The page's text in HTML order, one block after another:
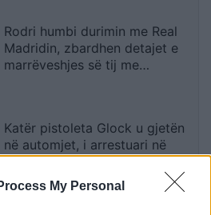
My Personal
Rodri humbi durimin me Real
Madridin, zbardhen detajet e
marrëveshjes së tij me
Katër pistoleta Glock u gjetën
në automjet, i arrestuari në
Sarandë: Më thanë se ishin